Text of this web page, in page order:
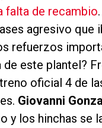
falta de recambio
agresivo que
refuerzos
de este plantel?
oficial 4 de
Giovanni
y los hinchas se